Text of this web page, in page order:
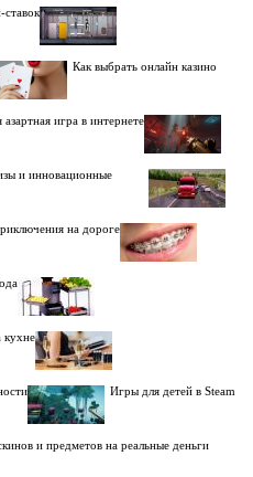
Как выбрать онлайн казино
игра в интернете
и инновационные
на дороге
кухне
Игры для детей в Steam
и предметов на реальные деньги